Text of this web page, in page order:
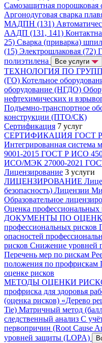
Самозащитная
Аргонодуговая сварка
МАДПН (131)
ААДП (131, 141)
25) Сварка (приварка)
(15) Электрошлаковая (72)
полиэтилена
Все услуги
ТЕХНОЛОГИЯ ПО
(ГО) Котельное
оборудование (НГДО)
нефтехимических и
Подъемно-транспортное
конструкции (ПТО/СК)
Сертификация 7 услуг
СЕРТИФИКАЦИЯ ГОСТ
Интегрированная
9001-2015 ГОСТ Р ИСО
ИСО/МЭК 27000-2021
Лицензирование 3 услуги
ЛИЦЕНЗИРОВАНИЕ
безопасность) Лицензии
Образовательное
Оценка профессиональных
ДОКУМЕНТЫ ПО
профессиональных рисков
опасностей
рисков Снижение уровней
Перечень мер по рискам
положения по профрискам
оценке рисков
МЕТОДЫ ОЦЕНКИ
профриска для здоровья
(оценка рисков) «Дерево
Tie) Матричный метод
следственный анализ С
первопричин (Root Cause
уровней защиты (LOPA)